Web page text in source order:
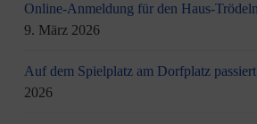
Online-Anmeldung für den Haus-
9. März 2026
Auf dem Spielplatz am Dorfplatz
2026